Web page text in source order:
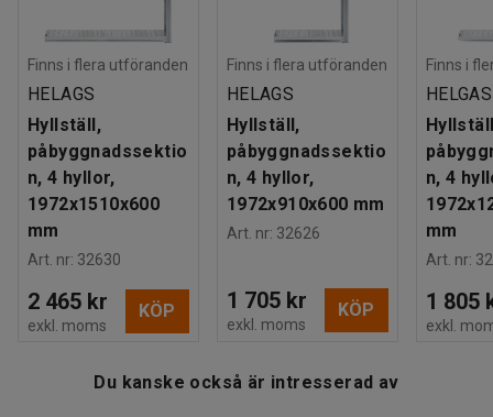
Detta hyllställ är testat och godkänt enligt BGR 234.
Montering: Levereras omonterad
Tester: BGR 234
Finns i flera utföranden
HELAGS
Hyllställ,
påbyggnadssektio
n, 4 hyllor,
1972x1510x600
mm
Art. nr: 32630
2 465 kr
exkl. moms
KÖP
Finns i flera utföranden
HELAGS
Hyllställ,
påbyggnadssektio
n, 4 hyllor,
1972x910x600 mm
Art. nr: 32626
1 705 kr
exkl. moms
KÖP
Finns i
HELGAS
n, 4
mm
Art. nr:
1 805
exkl.
Du kanske också är intresserad av